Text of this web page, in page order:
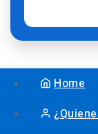
Home